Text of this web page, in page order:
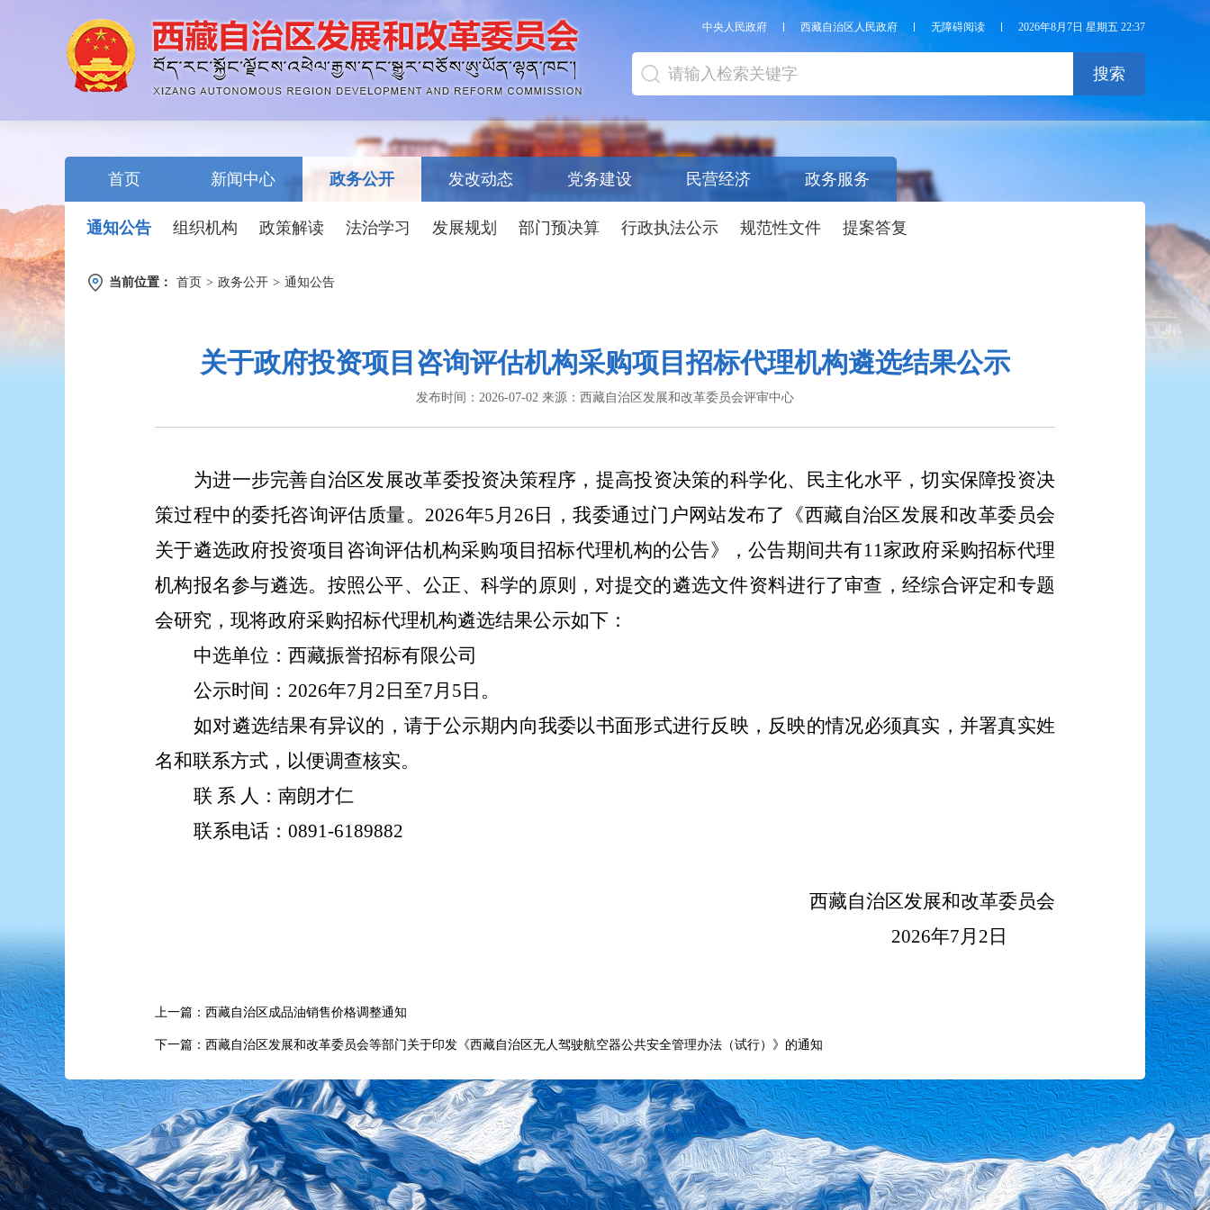
中央人民政府 西藏自治区人民政府 无障碍阅读 2026年8月7日 星期五 22:37
搜索
首页 新闻中心 政务公开
通知公告 组织机构 政策解读 法治学习 发展规划 部门预决算 行政执法公示 规范性文件 提案答复
发改动态 党务建设 民营经济 政务服务
当前位置： 首页 > 政务公开 > 通知公告
关于政府投资项目咨询评估机构采购项目招标代理机构遴选结果公示
发布时间： 2026-07-02 来源： 西藏自治区发展和改革委员会评审中心
为进一步完善自治区发展改革委投资决策程序，提高投资决策的科学化、民主化水平，切实保障投资决
策过程中的委托咨询评估质量。 2026年5月26日，我委通过门户网站发布了《西藏自治区发展和改革委员会
关于遴选政府投资项目咨询评估机构采购项目招标代理机构的公告》，公告期间共有11家政府采购招标代理
机构报名参与遴选。按照公平、公正、科学的原则，对提交的遴选文件资料进行了审查，经综合评定和专题
会研究，现将政府采购招标代理机构遴选结果公示如下：
中选单位： 西藏振誉招标有限公司
公示时间： 2026年7月 2 日至7月5 日。
如对遴选结果有异议的，请于公示期内向我委以书面形式进行反映，反映的情况必须真实，并署真实姓
名和联系方式，以便调查核实。
联 系 人： 南朗才仁
联系电话： 0891-6189882
西藏自治区发展和改革委员会
2026年7月 2 日
上一篇：西藏自治区成品油销售价格调整通知
下一篇：西藏自治区发展和改革委员会等部门关于印发《西藏自治区无人驾驶航空器公共安全管理办法（试行）》的通知